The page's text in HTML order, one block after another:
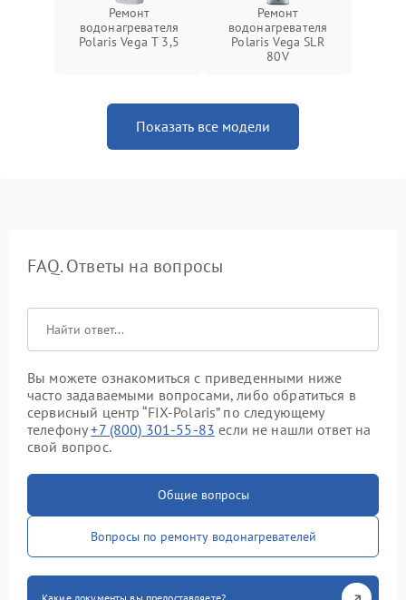
Ремонт
водонагревателя
Polaris Vega T 3,5
Ремонт
водонагревателя
Polaris Vega SLR
80V
Показать все модели
FAQ. Ответы на вопросы
Вы можете ознакомиться с приведенными ниже
часто задаваемыми вопросами, либо обратиться в
сервисный центр “FIX-Polaris” по следующему
телефону+7 (800) 301-55-83 если не нашли ответ на
свой вопрос.
Общие вопросы
Вопросы по ремонту водонагревателей